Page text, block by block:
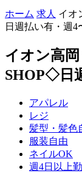
ホーム 求人 イオ
日週払い有・週4
イオン高
SHOP◇日
アパレル
レジ
髪型・髪色
服装自由
ネイルOK
週4日以上